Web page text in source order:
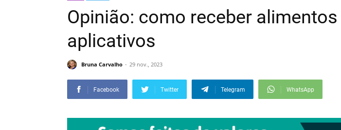
Opinião: como receber
aplicativos
Bruna Carvalho 29 nov., 2023
Facebook Twitter Telegram WhatsApp